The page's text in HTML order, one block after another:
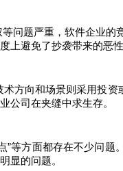
问题严重，软件企业
避免了抄袭带来的恶
方向和场景则采用投资
公司在夹缝中求生存。
等方面都存在不少问
显的问题。